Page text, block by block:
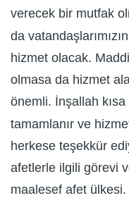
verecek bir mutfak
da
hizmet olacak.
olmasa da hizmet
önemli. İnşallah kısa
tamamlanır ve
herkese teşekkür
afetlerle ilgili görevi
maalesef afet